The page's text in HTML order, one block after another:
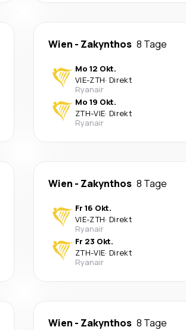
Wien - Zakynthos 8 Tage
Mo 12 Okt.
VIE-ZTH· Direkt
Ryanair
Mo 19 Okt.
ZTH-VIE· Direkt
Ryanair
Wien - Zakynthos 8 Tage
Fr 16 Okt.
VIE-ZTH· Direkt
Ryanair
Fr 23 Okt.
ZTH-VIE· Direkt
Ryanair
Wien - Zakynthos 8 Tage